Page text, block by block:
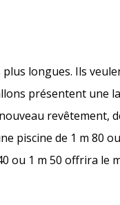
longues. Ils
présentent une
revêtement,
piscine de 1 m 80
ou 1 m 50 offrira le